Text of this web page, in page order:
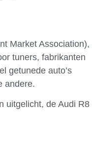
Market Association),
tuners, fabrikanten
getunede auto’s
andere.
uitgelicht, de Audi R8